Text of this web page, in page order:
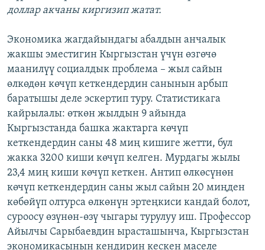
доллар акчаны киргизип жатат.
Экономика жагдайындагы абалдын анчалык
жакшы эместигин Кыргызстан үчүн өзгөчө
маанилүү социалдык проблема – жыл сайын
өлкөдөн көчүп кеткендердин санынын арбып
баратышы деле эскертип туру. Статистикага
кайрылалы: өткөн жылдын 9 айында
Кыргызстанда башка жактарга көчүп
кеткендердин саны 48 миң кишиге жетти, бул
жакка 3200 киши көчүп келген. Мурдагы жылы
23,4 миң киши көчүп кеткен. Антип өлкөсүнөн
көчүп кеткендердин саны жыл сайын 20 миңден
көбөйүп олтурса өлкөнүн эртеңкиси кандай болот,
суроосу өзүнөн-өзү чыгары турулуу иш. Профессор
Айылчы Сарыбаевдин ырасташынча, Кыргызстан
экономикасынын кендирин кескен маселе